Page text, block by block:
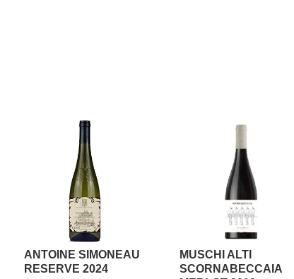
ANTOINE SIMONEAU
RESERVE 2024
MUSCHI ALTI
SCORNABECCAIA